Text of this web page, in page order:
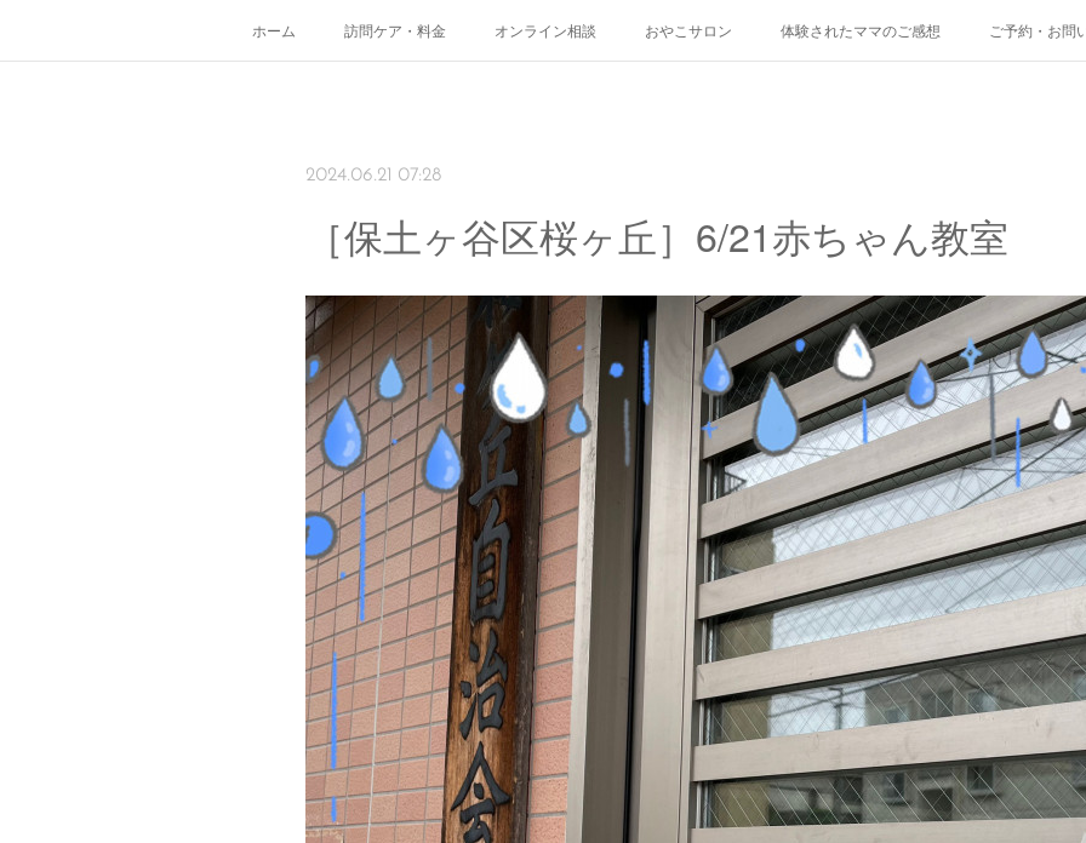
ホーム 訪問ケア・料金 オンライン相談 おやこサロン 体験されたママのご感想 ご予約・お問
2024.06.21 07:28
［保土ヶ谷区桜ヶ丘］6/21赤ちゃん教室